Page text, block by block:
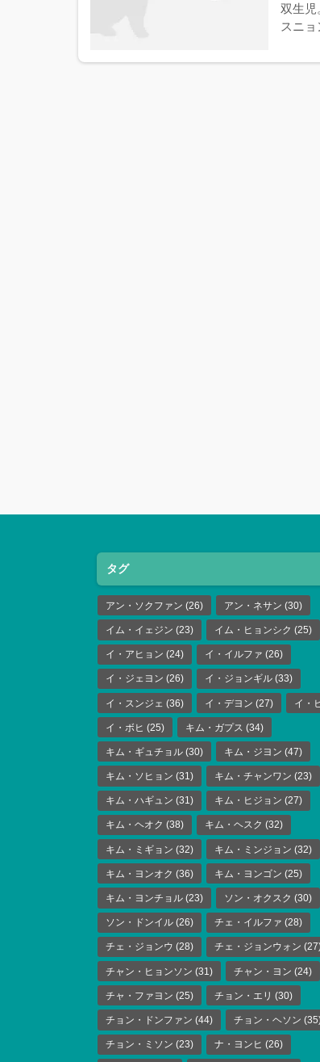
双生児
スニ
タグ
アン・ソクファン (26) アン・ネサン (30)
イム・イェジン (23) イム・ヒョンシク (25)
イ・アヒョン (24) イ・イルファ (26)
イ・ジェヨン (26) イ・ジョンギル (33)
イ・スンジェ (36) イ・デヨン (27) イ・
イ・ボヒ (25) キム・ガプス (34)
キム・ギュチョル (30) キム・ジヨン (47)
キム・ソヒョン (31) キム・チャンワン (23)
キム・ハギュン (31) キム・ヒジョン (27)
キム・ヘオク (38) キム・ヘスク (32)
キム・ミギョン (32) キム・ミンジョン (32)
キム・ヨンオク (36) キム・ヨンゴン (25)
キム・ヨンチョル (23) ソン・オクスク (30)
ソン・ドンイル (26) チェ・イルファ (28)
チェ・ジョンウ (28) チェ・ジョンウォン
チャン・ヒョンソン (31) チャン・ヨン (24)
チャ・ファヨン (25) チョン・エリ (30)
チョン・ドンファン (44) チョン・ヘソン
チョン・ミソン (23) ナ・ヨンヒ (26)